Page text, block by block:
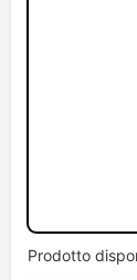
Prodotto